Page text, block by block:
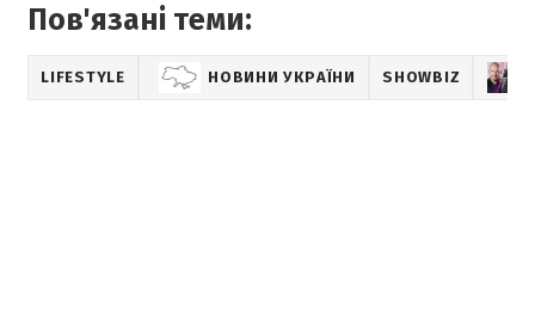
Пов'язані теми:
LIFESTYLE НОВИНИ УКРАЇНИ SHOWBIZ